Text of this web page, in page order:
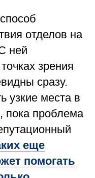
отделов на
ней
зрения
сразу.
узкие места в
пока проблема
еще
помогать